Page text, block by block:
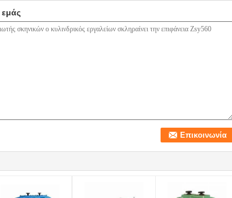
εμάς